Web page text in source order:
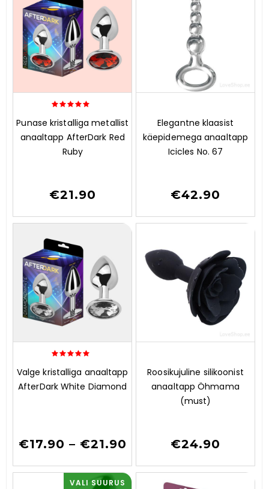
out of 5
Punase kristalliga metallist
anaaltapp AfterDark Red
Ruby
€21.90
o
u
o
Elegantne klaasist
käepidemega anaaltapp
Icicles No. 67
€42.90
out of 5
Valge kristalliga anaaltapp
AfterDark White Diamond
€17.90 – €21.90
o
u
Roosikujuline silikoonist
anaaltapp Öhmama
(must)
€24.90
VALI SUURUS